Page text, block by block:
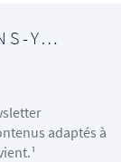
Y…
adaptés à